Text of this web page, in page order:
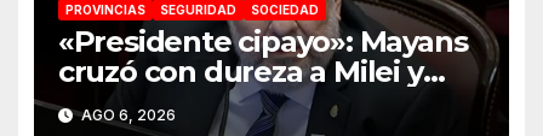
PROVINCIAS
SEGURIDAD SOCIEDAD
«Presidente cipayo»: Mayans
cruzó con dureza a Milei y
advirtió sobre un juicio
AGO 6, 2026